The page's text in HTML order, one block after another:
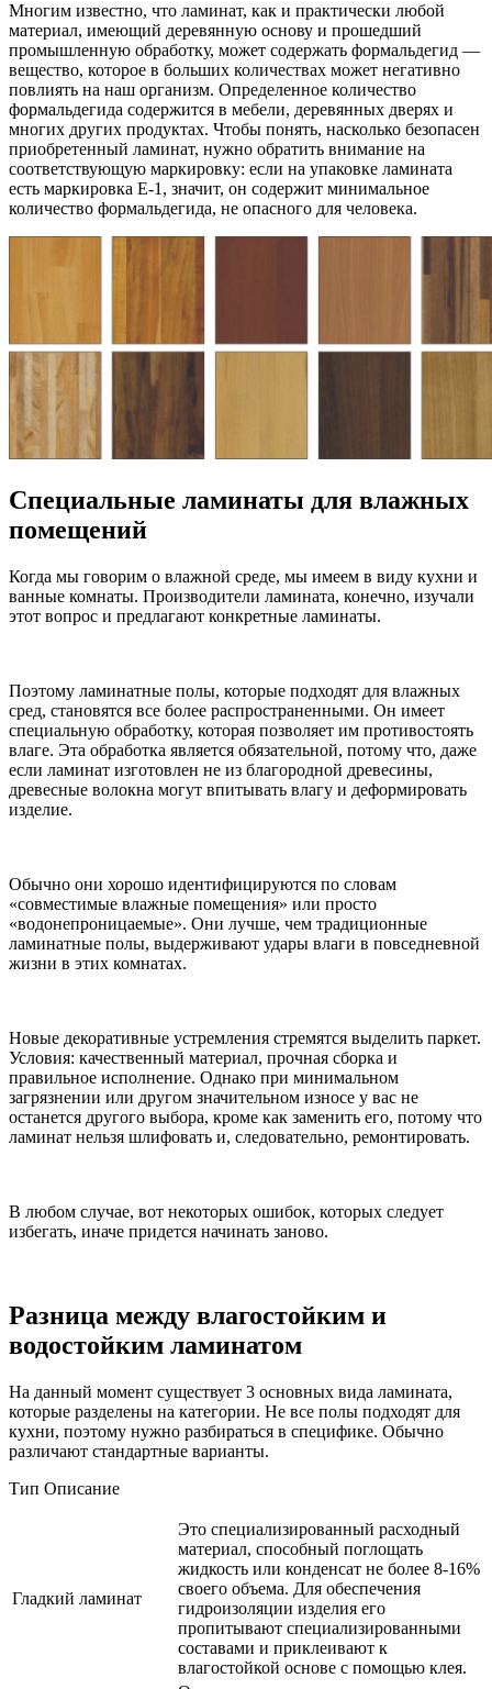
Многим известно, что ламинат, как и практически любой
материал, имеющий деревянную основу и прошедший
промышленную обработку, может содержать формальдегид —
вещество, которое в больших количествах может негативно
повлиять на наш организм. Определенное количество
формальдегида содержится в мебели, деревянных дверях и
многих других продуктах. Чтобы понять, насколько безопасен
приобретенный ламинат, нужно обратить внимание на
соответствующую маркировку: если на упаковке ламината
есть маркировка Е-1, значит, он содержит минимальное
количество формальдегида, не опасного для человека.
Специальные ламинаты для влажных
помещений
Когда мы говорим о влажной среде, мы имеем в виду кухни и
ванные комнаты. Производители ламината, конечно, изучали
этот вопрос и предлагают конкретные ламинаты.
Поэтому ламинатные полы, которые подходят для влажных
сред, становятся все более распространенными. Он имеет
специальную обработку, которая позволяет им противостоять
влаге. Эта обработка является обязательной, потому что, даже
если ламинат изготовлен не из благородной древесины,
древесные волокна могут впитывать влагу и деформировать
изделие.
Обычно они хорошо идентифицируются по словам
«совместимые влажные помещения» или просто
«водонепроницаемые». Они лучше, чем традиционные
ламинатные полы, выдерживают удары влаги в повседневной
жизни в этих комнатах.
Новые декоративные устремления стремятся выделить паркет.
Условия: качественный материал, прочная сборка и
правильное исполнение. Однако при минимальном
загрязнении или другом значительном износе у вас не
останется другого выбора, кроме как заменить его, потому что
ламинат нельзя шлифовать и, следовательно, ремонтировать.
В любом случае, вот некоторых ошибок, которых следует
избегать, иначе придется начинать заново.
Разница между влагостойким и
водостойким ламинатом
На данный момент существует 3 основных вида ламината,
которые разделены на категории. Не все полы подходят для
кухни, поэтому нужно разбираться в специфике. Обычно
различают стандартные варианты.
Тип Описание
Гладкий ламинат
Это специализированный расходный
материал, способный поглощать
жидкость или конденсат не более 8-16%
своего объема. Для обеспечения
гидроизоляции изделия его
пропитывают специализированными
составами и приклеивают к
влагостойкой основе с помощью клея.